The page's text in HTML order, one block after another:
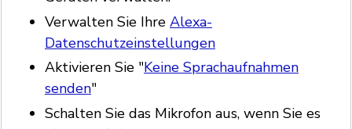
Verwalten Sie Ihre Alexa-
Datenschutzeinstellungen
Aktivieren Sie "Keine Sprachaufnahmen
senden"
Schalten Sie das Mikrofon aus, wenn Sie es